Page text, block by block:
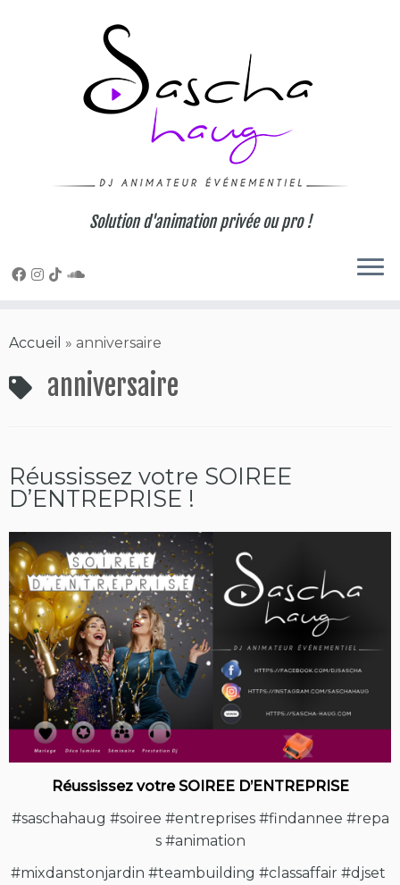
Solution d'animation privée ou pro !
Accueil » anniversaire
anniversaire
Réussissez votre SOIREE
D’ENTREPRISE !
Réussissez votre SOIREE D’ENTREPRISE
#saschahaug #soiree #entreprises #findannee #repa
s #animation
#mixdanstonjardin #teambuilding #classaffair #djset